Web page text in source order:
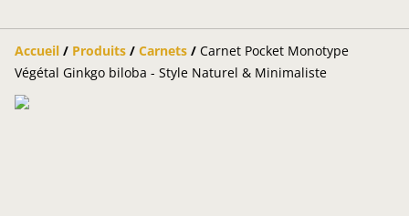
Accueil / Produits / Carnets / Carnet Pocket Monotype
Végétal Ginkgo biloba - Style Naturel & Minimaliste